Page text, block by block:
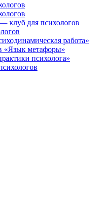
клуб для психологов
работа»
«Язык метафоры»
психолога»